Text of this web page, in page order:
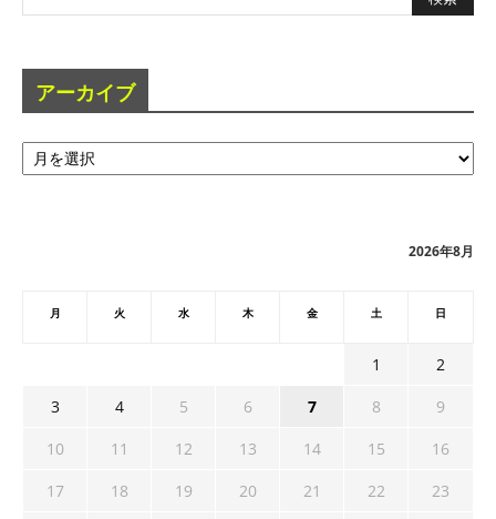
アーカイブ
ア
ー
2026年8月
月 火 水 木 金 土 日
1
2
3
4 5 6 7 8
9
10
11 12 13 14 15
16
17
18 19 20 21 22
23